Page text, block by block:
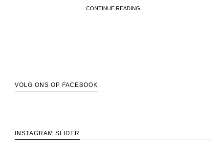
CONTINUE READING
VOLG ONS OP FACEBOOK
INSTAGRAM SLIDER